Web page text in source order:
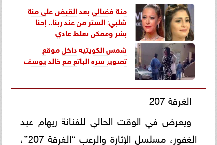
منة فضالي بعد القبض على منة
شلبي: الستر من عند ربنا.. إحنا
بشر وممكن نغلط عادي
شمس الكويتية داخل موقع
تصوير سره الباتع مع خالد يوسف
الغرقة 207
ويعرض في الوقت الحالي للفنانة ريهام عبد
الغفور، مسلسل الإثارة والرعب “الغرقة 207”،